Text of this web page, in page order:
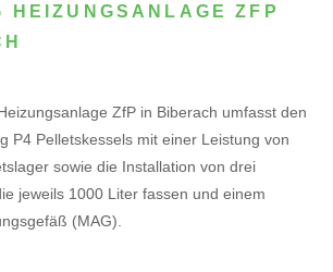
HEIZUNGSANLAGE ZFP
ZfP in Biberach umfasst den
P4 Pelletskessels mit einer Leistung von
sowie die Installation von drei
jeweils 1000 Liter fassen und einem
(MAG).